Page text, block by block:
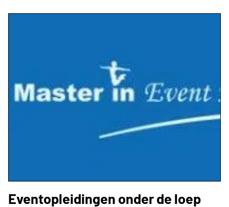
Eventopleidingen onder de loep